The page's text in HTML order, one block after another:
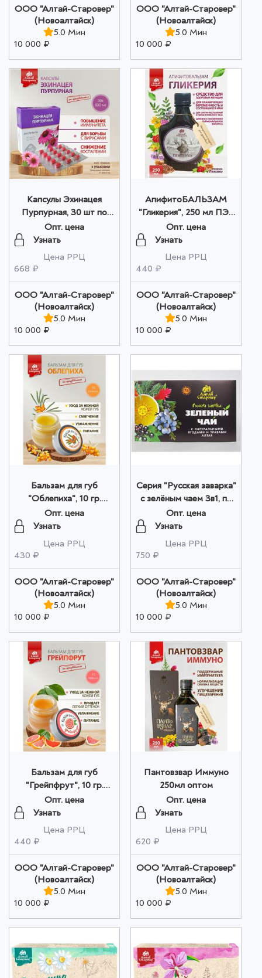
ООО "Алтай-Старовер"
(Новоалтайск)
5.0 Мин
10 000 ₽
ООО "Алтай-Старовер"
(Новоалтайск)
5.0 Мин
10 000 ₽
Капсулы Эхинацея
Пурпурная, 30 шт по
500 мг оптом
Опт. цена
Узнать
Цена РРЦ
668 ₽
ООО "Алтай-Старовер"
(Новоалтайск)
5.0 Мин
10 000 ₽
АпифитоБАЛЬЗАМ
"Гликерия", 250 мл ПЭТ
в коробке оптом
Опт. цена
Узнать
Цена РРЦ
440 ₽
ООО "Алтай-Старовер"
(Новоалтайск)
5.0 Мин
10 000 ₽
Бальзам для губ
"Облепиха", 10 гр.
оптом
Опт. цена
Узнать
Цена РРЦ
430 ₽
ООО "Алтай-Старовер"
(Новоалтайск)
5.0 Мин
10 000 ₽
Серия "Русская заварка"
с зелёным чаем 3в1, по
25 ф./пакетов по 1,5 г
оптом
Опт. цена
Узнать
Цена РРЦ
750 ₽
ООО "Алтай-Старовер"
(Новоалтайск)
5.0 Мин
10 000 ₽
Бальзам для губ
"Грейпфрут", 10 гр.
оптом
Опт. цена
Узнать
Цена РРЦ
440 ₽
ООО "Алтай-Старовер"
(Новоалтайск)
5.0 Мин
10 000 ₽
Пантовзвар Иммуно
250мл оптом
Опт. цена
Узнать
Цена РРЦ
620 ₽
ООО "Алтай-Старовер"
(Новоалтайск)
5.0 Мин
10 000 ₽